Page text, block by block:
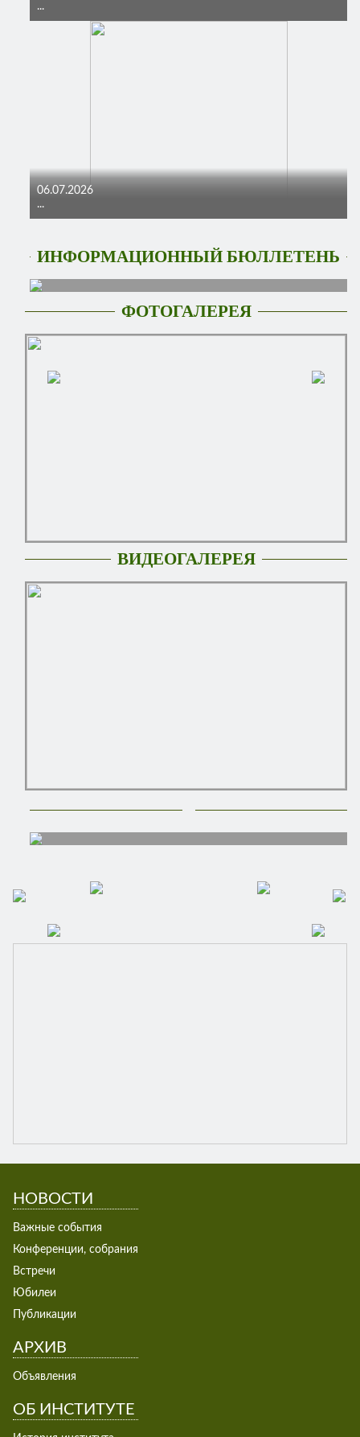
...
06.07.2026
...
ИНФОРМАЦИОННЫЙ БЮЛЛЕТЕНЬ
ФОТОГАЛЕРЕЯ
ВИДЕОГАЛЕРЕЯ
НОВОСТИ
Важные события
Конференции, собрания
Встречи
Юбилеи
Публикации
АРХИВ
Объявления
ОБ ИНСТИТУТЕ